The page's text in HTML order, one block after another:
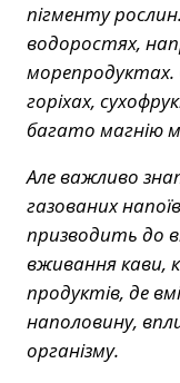
пігменту
водоростях,
морепродуктах. Є
горіхах,
багато магнію
Але важливо
газованих
призводить до
вживання кави,
продуктів, де
наполовину,
організму.